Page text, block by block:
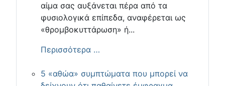
αίμα σας αυξάνεται πέρα από τα
φυσιολογικά επίπεδα, αναφέρεται ως
«θρομβοκυττάρωση» ή...
Περισσότερα …
5 «αθώα» συμπτώματα που μπορεί να